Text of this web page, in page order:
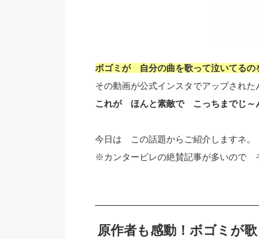
ボゴミが 自分の曲を歌って泣いてる
その動画が公式インスタでアップされた
これが ほんと素敵で こっちまでじ～
今日は この話題からご紹介しますネ。
※カンタービレの絶賛記事が多いので
原作者も感動！ボゴミが